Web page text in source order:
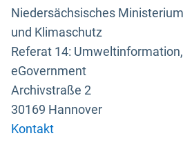
Niedersächsisches
und Klimaschutz
Referat 14:
eGovernment
Archivstraße 2
30169 Hannover
Kontakt